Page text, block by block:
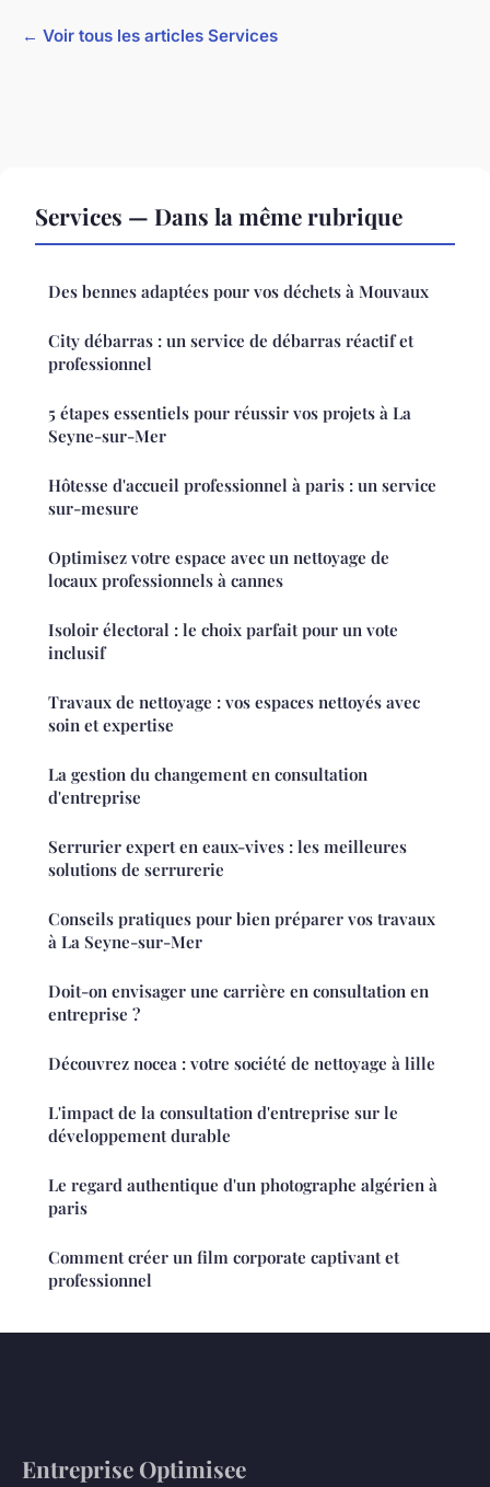
← Voir tous les articles Services
Services — Dans la même rubrique
Des bennes adaptées pour vos déchets à Mouvaux
City débarras : un service de débarras réactif et
professionnel
5 étapes essentiels pour réussir vos projets à La
Seyne-sur-Mer
Hôtesse d'accueil professionnel à paris : un service
sur-mesure
Optimisez votre espace avec un nettoyage de
locaux professionnels à cannes
Isoloir électoral : le choix parfait pour un vote
inclusif
Travaux de nettoyage : vos espaces nettoyés avec
soin et expertise
La gestion du changement en consultation
d'entreprise
Serrurier expert en eaux-vives : les meilleures
solutions de serrurerie
Conseils pratiques pour bien préparer vos travaux
à La Seyne-sur-Mer
Doit-on envisager une carrière en consultation en
entreprise ?
Découvrez nocea : votre société de nettoyage à lille
L'impact de la consultation d'entreprise sur le
développement durable
Le regard authentique d'un photographe algérien à
paris
Comment créer un film corporate captivant et
professionnel
Entreprise Optimisee